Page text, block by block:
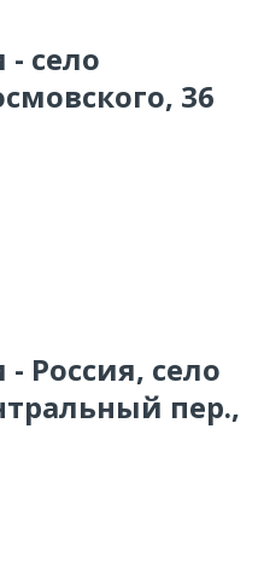
- село
36
Россия, село
пер.,